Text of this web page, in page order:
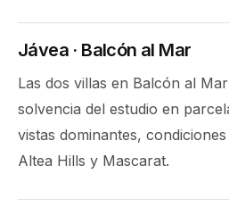
Jávea · Balcón al Mar
Las dos villas en Balcón al
solvencia del estudio en
vistas dominantes,
Altea Hills y Mascarat.